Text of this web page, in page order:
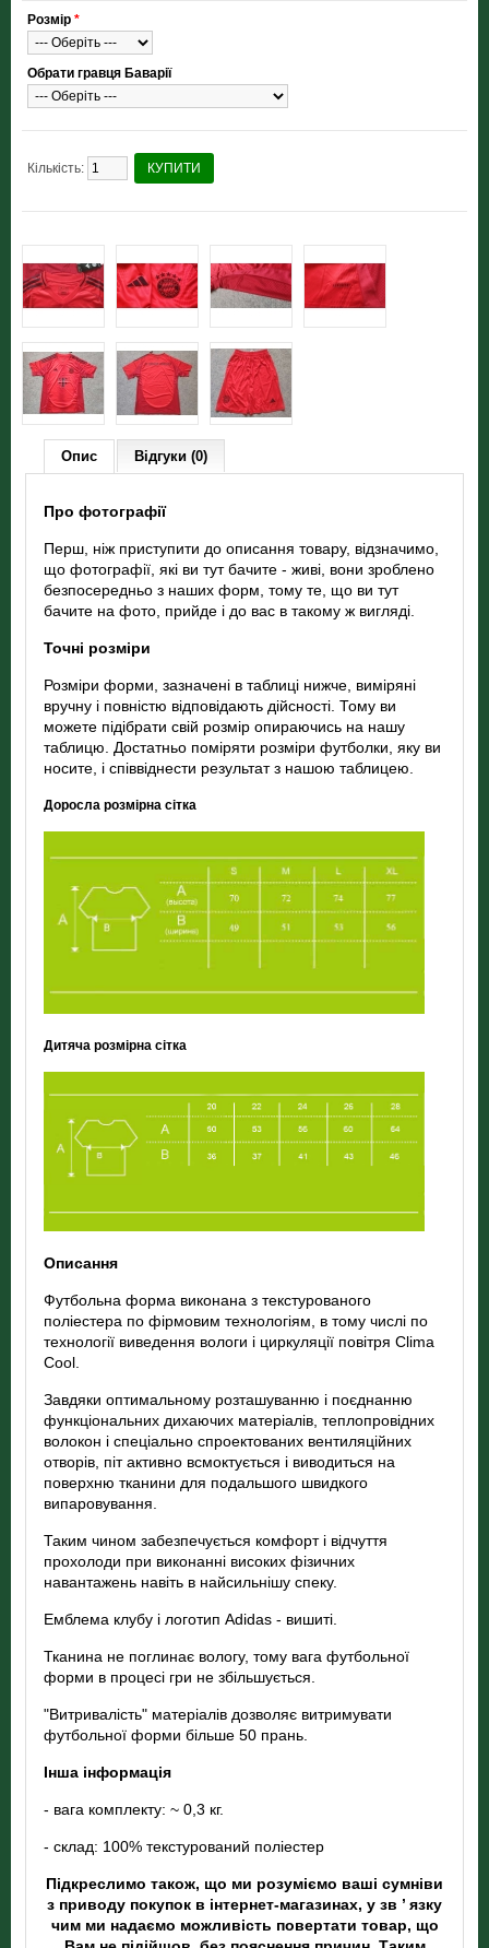
Розмір *
Обрати гравця Баварії
Кількість: КУПИТИ
Опис Відгуки (0)
Про фотографії
Перш, ніж приступити до описання товару, відзначимо,
що фотографії, які ви тут бачите - живі, вони зроблено
безпосередньо з наших форм, тому те, що ви тут
бачите на фото, прийде і до вас в такому ж вигляді.
Точні розміри
Розміри форми, зазначені в таблиці нижче, виміряні
вручну і повністю відповідають дійсності. Тому ви
можете підібрати свій розмір опираючись на нашу
таблицю. Достатньо поміряти розміри футболки, яку ви
носите, і співвіднести результат з нашою таблицею.
Доросла розмірна сітка
Дитяча розмірна сітка
Описання
Футбольна форма виконана з текстурованого
поліестера по фірмовим технологіям, в тому числі по
технології виведення вологи і циркуляції повітря Clima
Cool.
Завдяки оптимальному розташуванню і поєднанню
функціональних дихаючих матеріалів, теплопровідних
волокон і спеціально спроектованих вентиляційних
отворів, піт активно всмоктується і виводиться на
поверхню тканини для подальшого швидкого
випаровування.
Таким чином забезпечується комфорт і відчуття
прохолоди при виконанні високих фізичних
навантажень навіть в найсильнішу спеку.
Емблема клубу і логотип Adidas - вишиті.
Тканина не поглинає вологу, тому вага футбольної
форми в процесі гри не збільшується.
"Витривалість" матеріалів дозволяє витримувати
футбольної форми більше 50 прань.
Інша інформація
- вага комплекту: ~ 0,3 кг.
- склад: 100% текстурований поліестер
Підкреслимо також, що ми розуміємо ваші сумніви
з приводу покупок в інтернет-магазинах, у зв ’ язку
чим ми надаємо можливість повертати товар, що